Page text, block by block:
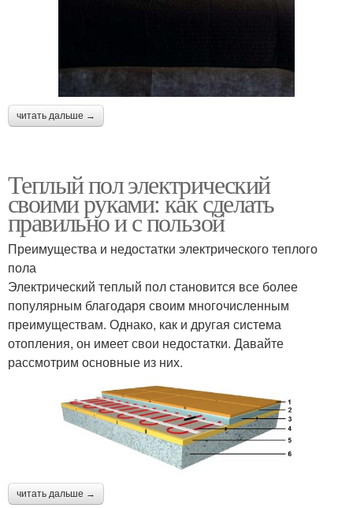
читать дальше →
Теплый пол электрический
своими руками: как сделать
правильно и с пользой
Преимущества и недостатки электрического теплого
пола
Электрический теплый пол становится все более
популярным благодаря своим многочисленным
преимуществам. Однако, как и другая система
отопления, он имеет свои недостатки. Давайте
рассмотрим основные из них.
читать дальше →